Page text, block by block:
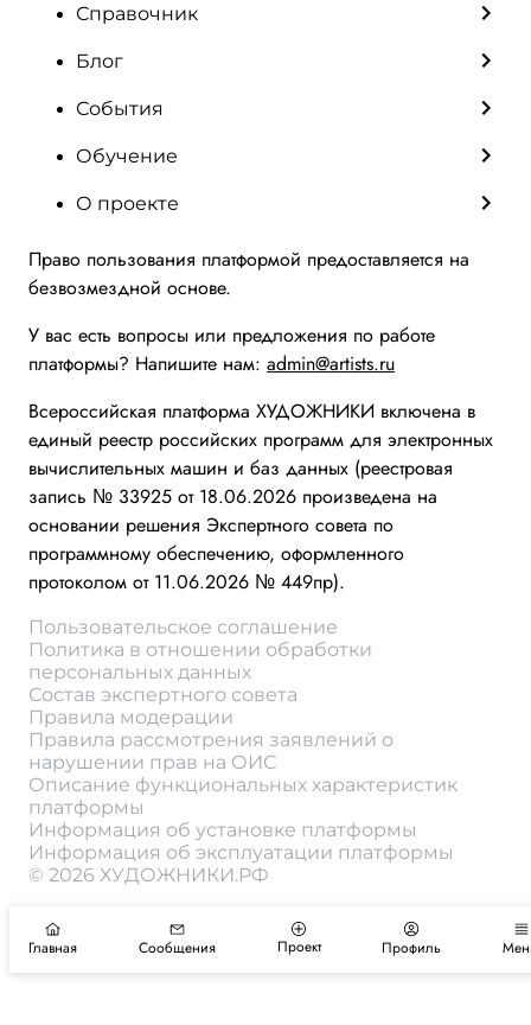
Справочник
Блог
События
Обучение
О проекте
Право пользования платформой предоставляется на
безвозмездной основе.
У вас есть вопросы или предложения по работе
платформы? Напишите нам: admin@artists.ru
Всероссийская платформа ХУДОЖНИКИ включена в
единый реестр российских программ для электронных
вычислительных машин и баз данных (реестровая
запись № 33925 от 18.06.2026 произведена на
основании решения Экспертного совета по
программному обеспечению, оформленного
протоколом от 11.06.2026 № 449пр).
Пользовательское соглашение
Политика в отношении обработки
персональных данных
Состав экспертного совета
Правила модерации
Правила рассмотрения заявлений о
нарушении прав на ОИС
Описание функциональных характеристик
платформы
Информация об установке платформы
Информация об эксплуатации платформы
© 2026 ХУДОЖНИКИ.РФ
Главная Сообщения Проект Профиль